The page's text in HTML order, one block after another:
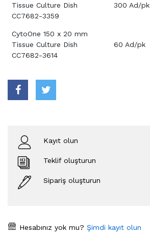
Tissue Culture Dish
CC7682-3359
300 Ad/pk
CytoOne 150 x 20 mm
Tissue Culture Dish
CC7682-3614
60 Ad/pk
Kayıt olun
Teklif oluşturun
Sipariş oluşturun
Hesabınız yok mu? Şimdi kayıt olun